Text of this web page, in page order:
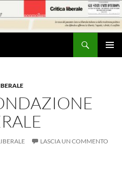
LASCIA UN COMMENTO